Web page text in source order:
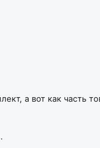
а вот как часть